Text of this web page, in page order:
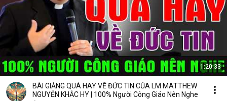
1:20:33
BÀI GIẢNG QUÁ HAY VỀ ĐỨC TIN CỦA LM MATTHEW
NGUYỄN KHẮC HY | 100% Người Công Giáo Nên Nghe